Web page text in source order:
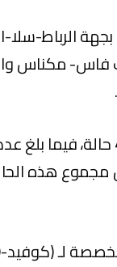
بجهة الرباط-
فاس- مكناس
19) 3.9 في المائة.